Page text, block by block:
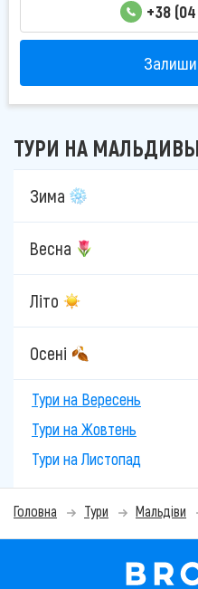
+38
ТУРИ НА
Зима
Весна
Літо
Осені
Тури на Вересень
Тури на Жовтень
Тури на Листопад
Головна Тури Мальдіви